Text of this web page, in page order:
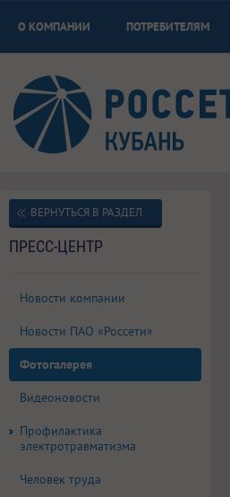
О КОМПАНИИ ПОТРЕБИТЕЛЯМ
ВЕРНУТЬСЯ В РАЗДЕЛ
ПРЕСС-ЦЕНТР
Новости компании
Новости ПАО «Россети»
Фотогалерея
Видеоновости
Профилактика
электротравматизма
Человек труда